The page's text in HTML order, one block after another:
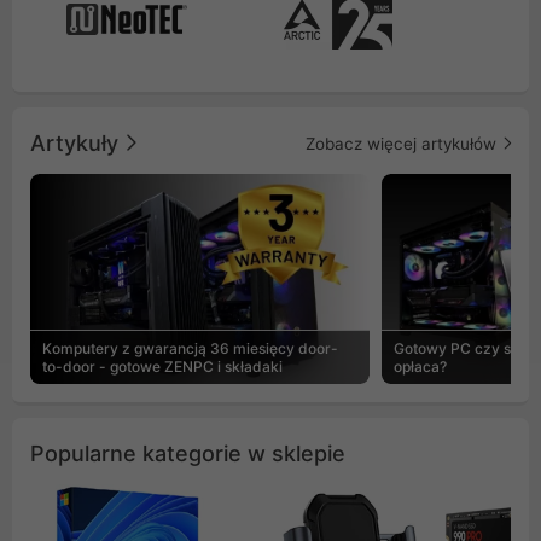
Artykuły Zobacz więcej artykułów
Komputery z gwarancją 36 miesięcy door-
to-door - gotowe ZENPC i składaki
Gotowy PC czy
opłaca?
Popularne kategorie w sklepie